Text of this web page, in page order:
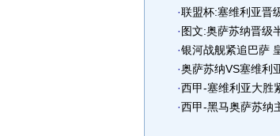
·联盟杯:塞维利亚晋
·图文:奥萨苏纳晋级
·银河战舰紧追巴萨
·奥萨苏纳VS塞维利
·西甲-塞维利亚大胜
·西甲-黑马奥萨苏纳